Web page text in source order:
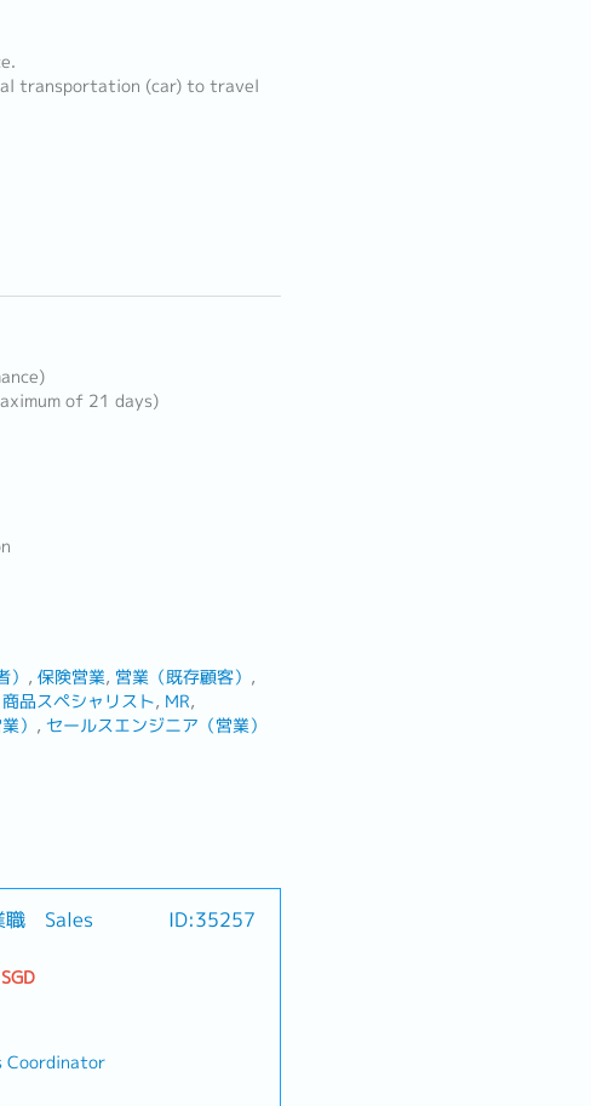
transportation (car) to travel
of 21 days)
保険営業 営業（既存顧客）
商品スペシャリスト MR
） セールスエンジニア（営業）
職 Sales
ID:35257
Coordinator